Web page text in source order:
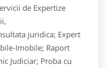
de Expertize
juridica; Expert
Imobile; Raport
Judiciar; Proba cu